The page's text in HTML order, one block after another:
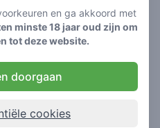
en ga akkoord met
minste 18 jaar oud zijn om
tot deze website.
doorgaan
cookies